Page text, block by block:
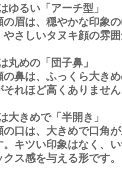
るい「アーチ型」
の眉は、穏やかな印象
さしいタヌキ顔の雰囲
めの「団子鼻」
の鼻は、ふっくら大き
それほど高くありませ
きめで「半開き」
の口は、大きめで口角
。キツい印象はなく、
ス感を与える形です。